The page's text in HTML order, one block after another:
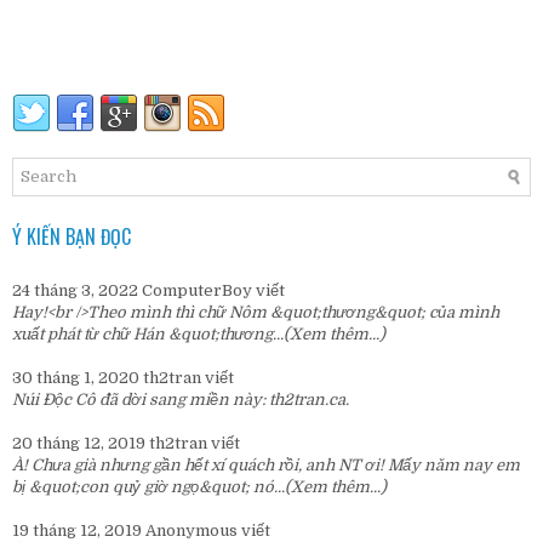
Ý KIẾN BẠN ĐỌC
24 tháng 3, 2022 ComputerBoy viết
Hay!<br />Theo mình thì chữ Nôm &quot;thương&quot; của mình
xuất phát từ chữ Hán &quot;thương...(Xem thêm...)
30 tháng 1, 2020 th2tran viết
Núi Độc Cô đã dời sang miền này: th2tran.ca.
20 tháng 12, 2019 th2tran viết
À! Chưa già nhưng gần hết xí quách rồi, anh NT ơi! Mấy năm nay em
bị &quot;con quỷ giờ ngọ&quot; nó...(Xem thêm...)
19 tháng 12, 2019 Anonymous viết